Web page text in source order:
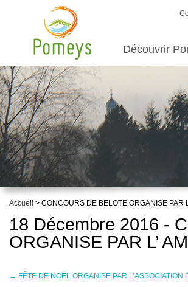
Découvrir
Accueil > CONCOURS DE BELOTE ORGANISE PAR
18 Décembre 2016 -
ORGANISE PAR L’
← FÊTE DE NOËL ORGANISE PAR L’ASSOCIATION